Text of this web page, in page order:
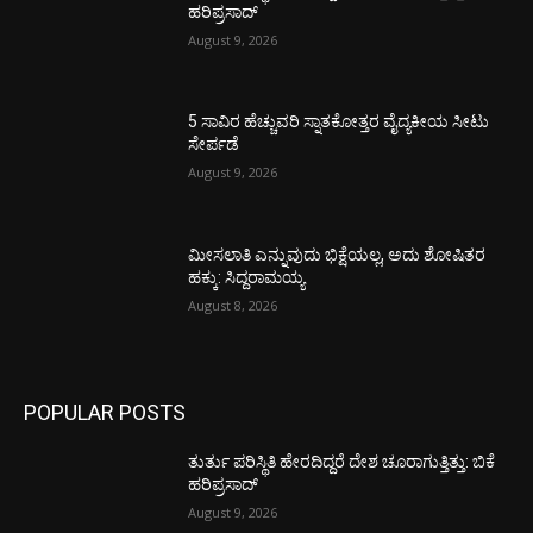
ಹರಿಪ್ರಸಾದ್
August 9, 2026
5 ಸಾವಿರ ಹೆಚ್ಚುವರಿ ಸ್ನಾತಕೋತ್ತರ ವೈದ್ಯಕೀಯ ಸೀಟು
ಸೇರ್ಪಡೆ
August 9, 2026
ಮೀಸಲಾತಿ ಎನ್ನುವುದು ಭಿಕ್ಷೆಯಲ್ಲ, ಅದು ಶೋಷಿತರ
ಹಕ್ಕು: ಸಿದ್ದರಾಮಯ್ಯ
August 8, 2026
POPULAR POSTS
ತುರ್ತು ಪರಿಸ್ಥಿತಿ ಹೇರದಿದ್ದರೆ ದೇಶ ಚೂರಾಗುತ್ತಿತ್ತು: ಬಿಕೆ
ಹರಿಪ್ರಸಾದ್
August 9, 2026